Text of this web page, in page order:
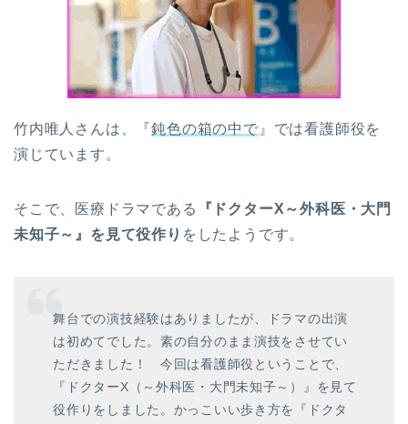
竹内唯人さんは、『鈍色の箱の中で 』では看護師役を
演じています。
そこで、医療ドラマである
『ドクターX～外科医・大門
未知子～』を見て役作り をしたようです。
舞台での演技経験はありましたが、ドラマの出演
は初めてでした。素の自分のまま演技をさせてい
ただきました！ 今回は看護師役ということで、
『ドクターX（～外科医・大門未知子～）』を見て
役作りをしました。かっこいい歩き方を『ドクタ